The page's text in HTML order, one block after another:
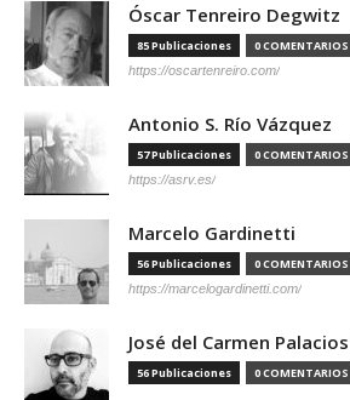
Óscar Tenreiro Degwitz
85 Publicaciones 0 COMENTARIOS
https://oscartenreiro.com/
Antonio S. Río Vázquez
57 Publicaciones 0 COMENTARIOS
https://asrv.es/
Marcelo Gardinetti
56 Publicaciones 0 COMENTARIOS
https://marcelogardinetti.com/
José del Carmen
56 Publicaciones 0 COMENTARIOS